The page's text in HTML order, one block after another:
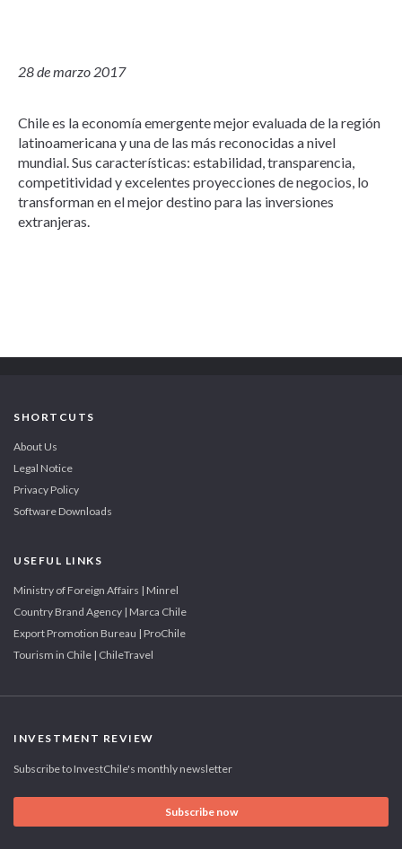
28 de marzo 2017
Chile es la economía emergente mejor evaluada de la región
latinoamericana y una de las más reconocidas a nivel
mundial. Sus características: estabilidad, transparencia,
competitividad y excelentes proyecciones de negocios, lo
transforman en el mejor destino para las inversiones
extranjeras.
SHORTCUTS
About Us
Legal Notice
Privacy Policy
Software Downloads
USEFUL LINKS
Ministry of Foreign Affairs | Minrel
Country Brand Agency | Marca Chile
Export Promotion Bureau | ProChile
Tourism in Chile | ChileTravel
INVESTMENT REVIEW
Subscribe to InvestChile's monthly newsletter
Subscribe now